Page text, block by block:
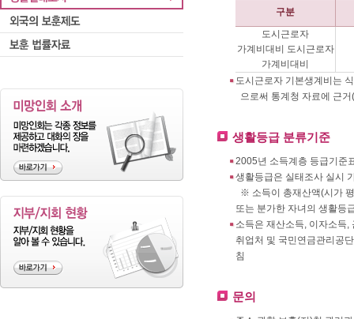
구분
도시근로자
가계비대비 도시근로자
가계비대비
도시근로자 기본생계비는
으로써 통계청 자료에 근
생활등급 분류기준
2005년 소득계층 등급기준
생활등급은 실태조사 실시
※ 소득이 총재산액(시가
또는 분가한 자녀의 생활등
소득은 재산소득, 이자소득
취업처 및 국민연금관리공
침
문의